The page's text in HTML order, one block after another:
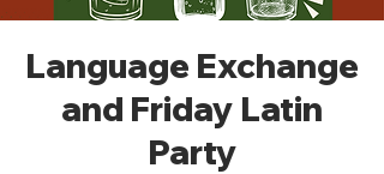
Language Exchange
and Friday Latin
Party